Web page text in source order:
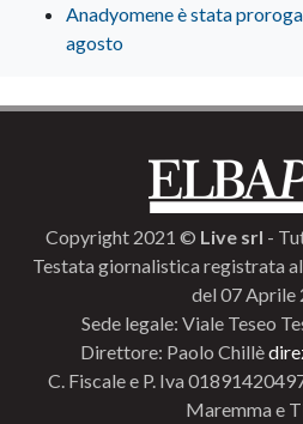
Anadyomene è stata
agosto
Copyright 2021 © Live srl -
Testata giornalistica registrata
del 07 Aprile
Sede legale: Viale Teseo
Direttore: Paolo Chillè
C. Fiscale e P. Iva
Maremma e